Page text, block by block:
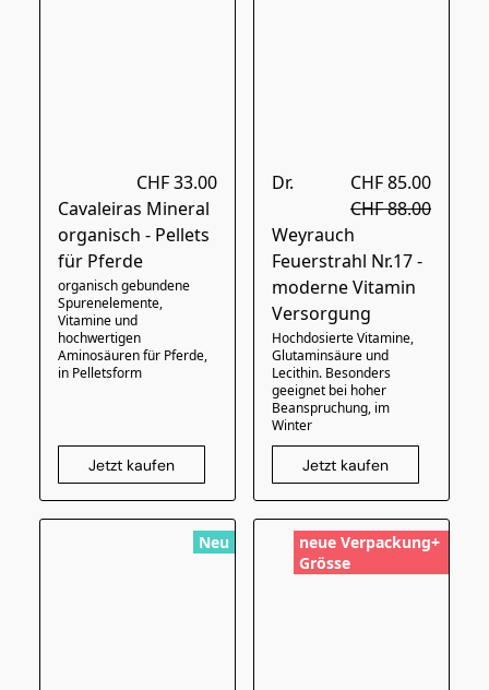
CHF 33.00
Cavaleiras Mineral
organisch - Pellets
für Pferde
organisch gebundene
Spurenelemente,
Vitamine und
hochwertigen
Aminosäuren für Pferde,
in Pelletsform
Jetzt kaufen
CHF 85.00
CHF 88.00
Dr.
Weyrauch
Feuerstrahl Nr.17 -
moderne Vitamin
Versorgung
Hochdosierte Vitamine,
Glutaminsäure und
Lecithin. Besonders
geeignet bei hoher
Beanspruchung, im
Winter
Jetzt kaufen
Neu
neue Verpackung+
Grösse